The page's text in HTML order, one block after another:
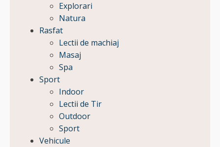
Explorari
Natura
Rasfat
Lectii de machiaj
Masaj
Spa
Sport
Indoor
Lectii de Tir
Outdoor
Sport
Vehicule